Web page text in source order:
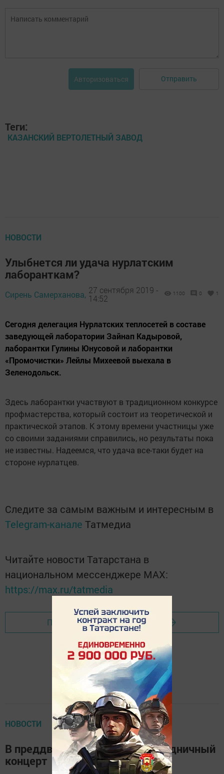
Авторизоваться Отправить
Теги:
КАЗАНСКИЙ ВЕРТОЛЕТНЫЙ ЗАВОД
НОВОСТИ
Улыбнется ли удача нурлатским
лаборанткам?
Сирень Самерханова, 27 сентября 2019 -
14:52
1100 0 1
Сегодня делегация Нурлатских теплосетей в составе
заведующей лаборатории Зайнап Кадыровой,
лаборантки Гулины Юнусовой и лаборантки
«Промочистки» Лейлы Михеевой выехала в
Зеленодольск.
Здесь лаборантки участвуют в традиционном конкурсе
профмастерства, который состоит из теоретической и
практической этапов. К этому времени участницы уже
со своими заданиями справились, но результаты пока
не известны. Надеемся, что удача все-таки будет на
стороне нурлатцев.
Следите за самым важным и интересным в
Telegram-канале Татмедиа
Читайте новости Татарстана в
национальном мессенджере MАХ:
https://max.ru/tatmedia
Перейти на страницу новости
НОВОСТИ
В преддверии праздника – праздничный
концерт